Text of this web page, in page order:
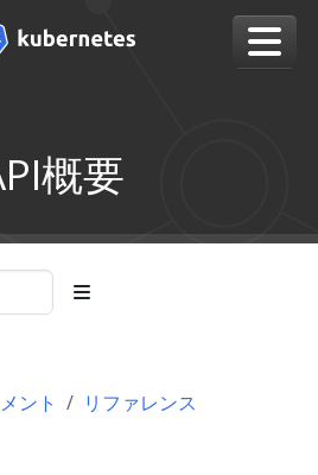
概要
ント
リファレンス